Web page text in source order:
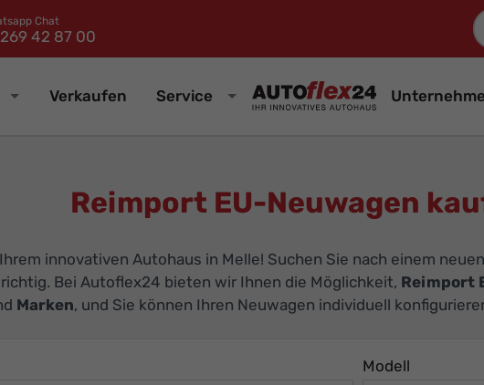
Chat
42 87 00
Verkaufen Service
Reimport EU-Neuwagen
innovativen Autohaus in Melle! Suchen Sie nach einem
Bei Autoflex24 bieten wir Ihnen die Möglichkeit, Reimport
Marken, und Sie können Ihren Neuwagen individuell
Modell